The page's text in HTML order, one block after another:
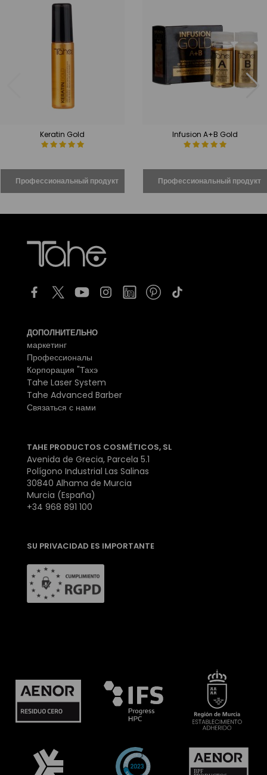
Keratin Gold Infusion A+B Gold
ДОПОЛНИТЕЛЬНО
маркетинг
Профессионалы
Корпорация "Тахэ
Tahe Laser System
Tahe Advanced Barber
Связаться с нами
TAHE PRODUCTOS COSMÉTICOS, SL
Avenida de Grecia, Parcela 5.1
Polígono Industrial Las Salinas
30840 Alhama de Murcia
Murcia (España)
+34 968 891 100
SU PRIVACIDAD ES IMPORTANTE